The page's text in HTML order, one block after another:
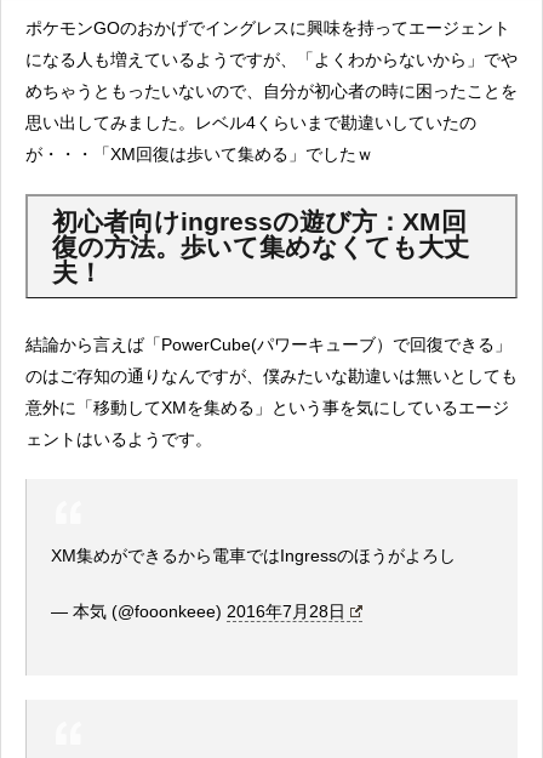
ポケモンGOのおかげでイングレスに興味を持ってエージェント
になる人も増えているようですが、「よくわからないから」でや
めちゃうともったいないので、自分が初心者の時に困ったことを
思い出してみました。レベル4くらいまで勘違いしていたの
が・・・「XM回復は歩いて集める」でしたｗ
初心者向けingressの遊び方：XM回
復の方法。歩いて集めなくても大丈
夫！
結論から言えば「PowerCube(パワーキューブ）で回復できる」
のはご存知の通りなんですが、僕みたいな勘違いは無いとしても
意外に「移動してXMを集める」という事を気にしているエージ
ェントはいるようです。
XM集めができるから電車ではIngressのほうがよろし
— 本気 (@fooonkeee) 2016年7月28日